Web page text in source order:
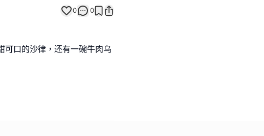
0 0
可口的沙律，还有一碗牛肉乌